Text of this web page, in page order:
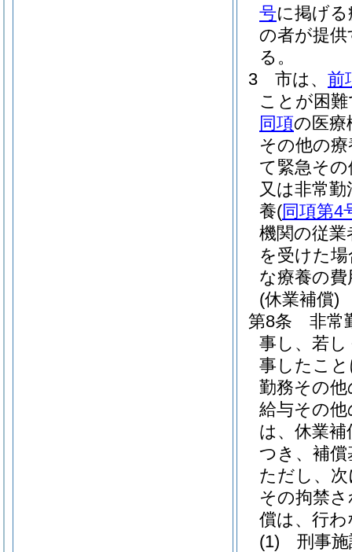
号に掲げ
の者が提
る。
3
市は、 前
ことが困
同項の医療
その他の
て緊急そ
又は非常
養(同項第4
機関の従
を受けた
な療養の
(休業補償)
第8条
非常
事し、若
事したこ
勤務その
給与その
は、休業
つき、補
ただし、
その拘禁
償は、行
(1)
刑事